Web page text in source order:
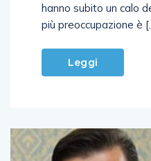
hanno subito un calo
più preoccupazione è
Leggi